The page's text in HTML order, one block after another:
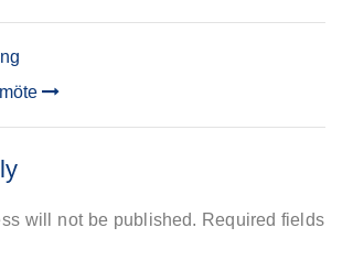
MÅNDAG
will not be published. Required fields